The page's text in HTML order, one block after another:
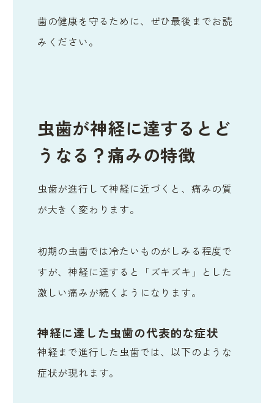
歯の健康を守るために、ぜひ最後までお読
みください。
虫歯が神経に達するとど
うなる？痛みの特徴
虫歯が進行して神経に近づくと、痛みの質
が大きく変わります。
初期の虫歯では冷たいものがしみる程度で
すが、神経に達すると「ズキズキ」とした
激しい痛みが続くようになります。
神経に達した虫歯の代表的な症状
神経まで進行した虫歯では、以下のような
症状が現れます。